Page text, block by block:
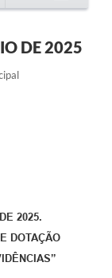
DE 2025
2025.
DOTAÇÃO